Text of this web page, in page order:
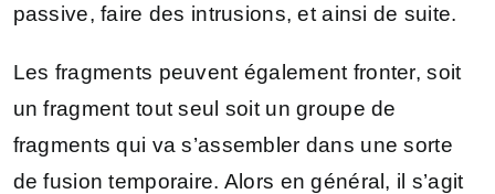
passive, faire des intrusions, et ainsi de suite.
Les fragments peuvent également fronter, soit
un fragment tout seul soit un groupe de
fragments qui va s’assembler dans une sorte
de fusion temporaire. Alors en général, il s’agit